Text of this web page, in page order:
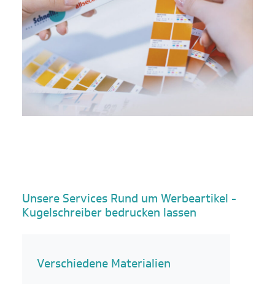
Unsere Services Rund um Werbeartikel -
Kugelschreiber bedrucken lassen
Verschiedene Materialien